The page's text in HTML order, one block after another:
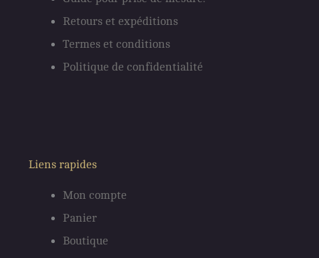
k
a
m
Retours et expéditions
Termes et conditions
Politique de confidentialité
Liens rapides
Mon compte
Panier
Boutique